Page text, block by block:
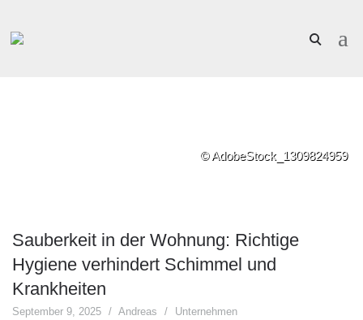
© AdobeStock_1309824959
Sauberkeit in der Wohnung: Richtige
Hygiene verhindert Schimmel und
Krankheiten
September 9, 2025 Andreas Unternehmen